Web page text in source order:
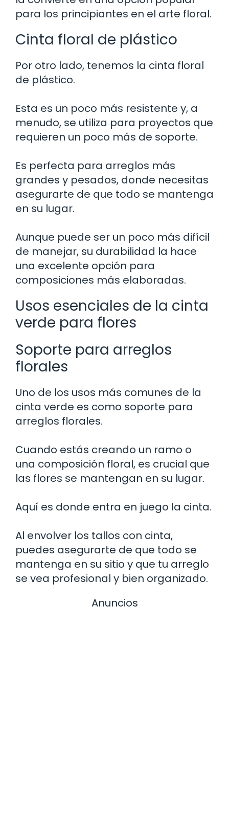
para los principiantes en el arte floral.
Cinta floral de plástico
Por otro lado, tenemos la cinta floral
de plástico.
Esta es un poco más resistente y, a
menudo, se utiliza para proyectos que
requieren un poco más de soporte.
Es perfecta para arreglos más
grandes y pesados, donde necesitas
asegurarte de que todo se mantenga
en su lugar.
Aunque puede ser un poco más difícil
de manejar, su durabilidad la hace
una excelente opción para
composiciones más elaboradas.
Usos esenciales de la cinta
verde para flores
Soporte para arreglos
florales
Uno de los usos más comunes de la
cinta verde es como soporte para
arreglos florales.
Cuando estás creando un ramo o
una composición floral, es crucial que
las flores se mantengan en su lugar.
Aquí es donde entra en juego la cinta.
Al envolver los tallos con cinta,
puedes asegurarte de que todo se
mantenga en su sitio y que tu arreglo
se vea profesional y bien organizado.
Anuncios